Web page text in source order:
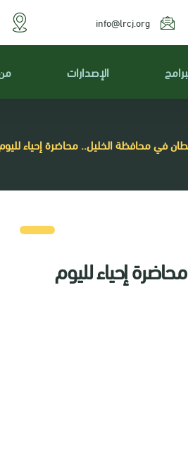
info@lrcj.org
الإصدارات
في محافظة الخليل.. محاضرة إحياء
إحياء لليوم